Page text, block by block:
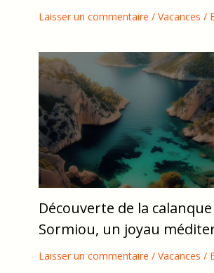
Laisser un commentaire / Vacances /
Découverte de la
Sormiou, un joyau
Laisser un commentaire / Vacances /